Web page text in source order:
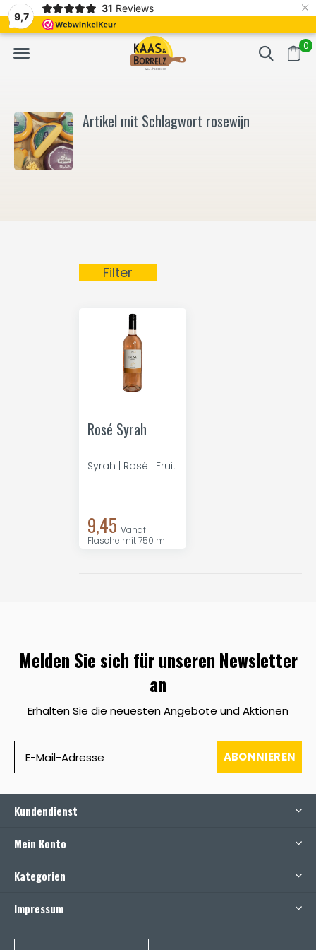
9,7
31 Reviews ×
0
Frisch geschnitten und vakuumverpackt. Meistens Lieferung
Artikel mit Schlagwort rosewijn
Filter
Rosé Syrah
Syrah | Rosé | Fruit
9,45 Vanaf
Flasche mit 750 ml
Melden Sie sich für unseren Newsletter
an
Erhalten Sie die neuesten Angebote und Aktionen
ABONNIEREN
Kundendienst
Mein Konto
Kategorien
Impressum